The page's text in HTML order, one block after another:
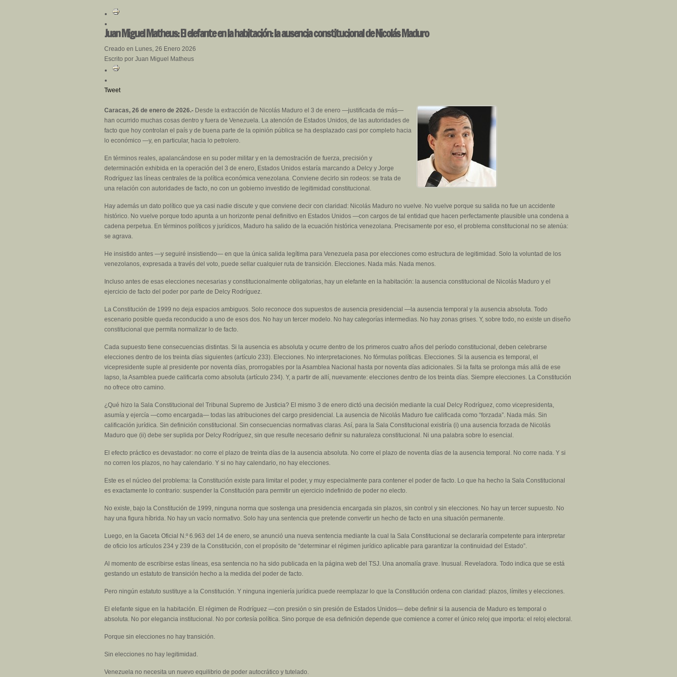
Juan Miguel Matheus: El elefante en la habitación: la ausencia constitucional de Nicolás Maduro
Creado en Lunes, 26 Enero 2026
Escrito por Juan Miguel Matheus
Tweet
Caracas, 26 de enero de 2026.- Desde la extracción de Nicolás Maduro el 3 de enero —justificada de más—
han ocurrido muchas cosas dentro y fuera de Venezuela. La atención de Estados Unidos, de las autoridades de
facto que hoy controlan el país y de buena parte de la opinión pública se ha desplazado casi por completo hacia
lo económico —y, en particular, hacia lo petrolero.
En términos reales, apalancándose en su poder militar y en la demostración de fuerza, precisión y
determinación exhibida en la operación del 3 de enero, Estados Unidos estaría marcando a Delcy y Jorge
Rodríguez las líneas centrales de la política económica venezolana. Conviene decirlo sin rodeos: se trata de
una relación con autoridades de facto, no con un gobierno investido de legitimidad constitucional.
Hay además un dato político que ya casi nadie discute y que conviene decir con claridad: Nicolás Maduro no vuelve. No vuelve porque su salida no fue un accidente
histórico. No vuelve porque todo apunta a un horizonte penal definitivo en Estados Unidos —con cargos de tal entidad que hacen perfectamente plausible una condena a
cadena perpetua. En términos políticos y jurídicos, Maduro ha salido de la ecuación histórica venezolana. Precisamente por eso, el problema constitucional no se atenúa:
se agrava.
He insistido antes —y seguiré insistiendo— en que la única salida legítima para Venezuela pasa por elecciones como estructura de legitimidad. Solo la voluntad de los
venezolanos, expresada a través del voto, puede sellar cualquier ruta de transición. Elecciones. Nada más. Nada menos.
Incluso antes de esas elecciones necesarias y constitucionalmente obligatorias, hay un elefante en la habitación: la ausencia constitucional de Nicolás Maduro y el
ejercicio de facto del poder por parte de Delcy Rodríguez.
La Constitución de 1999 no deja espacios ambiguos. Solo reconoce dos supuestos de ausencia presidencial —la ausencia temporal y la ausencia absoluta. Todo
escenario posible queda reconducido a uno de esos dos. No hay un tercer modelo. No hay categorías intermedias. No hay zonas grises. Y, sobre todo, no existe un diseño
constitucional que permita normalizar lo de facto.
Cada supuesto tiene consecuencias distintas. Si la ausencia es absoluta y ocurre dentro de los primeros cuatro años del período constitucional, deben celebrarse
elecciones dentro de los treinta días siguientes (artículo 233). Elecciones. No interpretaciones. No fórmulas políticas. Elecciones. Si la ausencia es temporal, el
vicepresidente suple al presidente por noventa días, prorrogables por la Asamblea Nacional hasta por noventa días adicionales. Si la falta se prolonga más allá de ese
lapso, la Asamblea puede calificarla como absoluta (artículo 234). Y, a partir de allí, nuevamente: elecciones dentro de los treinta días. Siempre elecciones. La Constitución
no ofrece otro camino.
¿Qué hizo la Sala Constitucional del Tribunal Supremo de Justicia? El mismo 3 de enero dictó una decisión mediante la cual Delcy Rodríguez, como vicepresidenta,
asumía y ejercía —como encargada— todas las atribuciones del cargo presidencial. La ausencia de Nicolás Maduro fue calificada como “forzada”. Nada más. Sin
calificación jurídica. Sin definición constitucional. Sin consecuencias normativas claras. Así, para la Sala Constitucional existiría (i) una ausencia forzada de Nicolás
Maduro que (ii) debe ser suplida por Delcy Rodríguez, sin que resulte necesario definir su naturaleza constitucional. Ni una palabra sobre lo esencial.
El efecto práctico es devastador: no corre el plazo de treinta días de la ausencia absoluta. No corre el plazo de noventa días de la ausencia temporal. No corre nada. Y si
no corren los plazos, no hay calendario. Y si no hay calendario, no hay elecciones.
Este es el núcleo del problema: la Constitución existe para limitar el poder, y muy especialmente para contener el poder de facto. Lo que ha hecho la Sala Constitucional
es exactamente lo contrario: suspender la Constitución para permitir un ejercicio indefinido de poder no electo.
No existe, bajo la Constitución de 1999, ninguna norma que sostenga una presidencia encargada sin plazos, sin control y sin elecciones. No hay un tercer supuesto. No
hay una figura híbrida. No hay un vacío normativo. Solo hay una sentencia que pretende convertir un hecho de facto en una situación permanente.
Luego, en la Gaceta Oficial N.º 6.963 del 14 de enero, se anunció una nueva sentencia mediante la cual la Sala Constitucional se declararía competente para interpretar
de oficio los artículos 234 y 239 de la Constitución, con el propósito de “determinar el régimen jurídico aplicable para garantizar la continuidad del Estado”.
Al momento de escribirse estas líneas, esa sentencia no ha sido publicada en la página web del TSJ. Una anomalía grave. Inusual. Reveladora. Todo indica que se está
gestando un estatuto de transición hecho a la medida del poder de facto.
Pero ningún estatuto sustituye a la Constitución. Y ninguna ingeniería jurídica puede reemplazar lo que la Constitución ordena con claridad: plazos, límites y elecciones.
El elefante sigue en la habitación. El régimen de Rodríguez —con presión o sin presión de Estados Unidos— debe definir si la ausencia de Maduro es temporal o
absoluta. No por elegancia institucional. No por cortesía política. Sino porque de esa definición depende que comience a correr el único reloj que importa: el reloj electoral.
Porque sin elecciones no hay transición.
Sin elecciones no hay legitimidad.
Venezuela no necesita un nuevo equilibrio de poder autocrático y tutelado.